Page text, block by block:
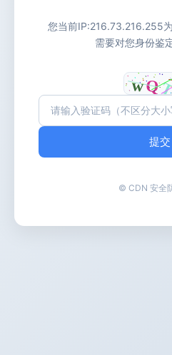
您当前IP:216.73.216.255为
需要对您身份鉴
提交
© CDN 安全